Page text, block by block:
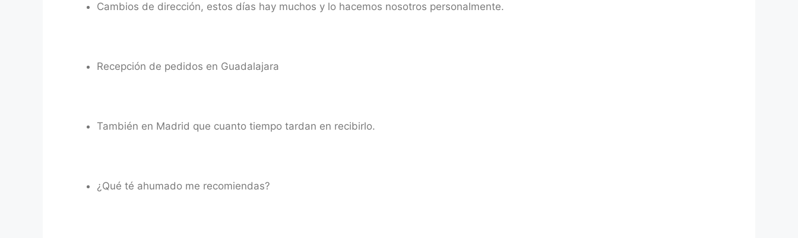
Cambios de dirección, estos días hay muchos y lo hacemos nosotros personalmente.
Recepción de pedidos en Guadalajara
También en Madrid que cuanto tiempo tardan en recibirlo.
¿Qué té ahumado me recomiendas?